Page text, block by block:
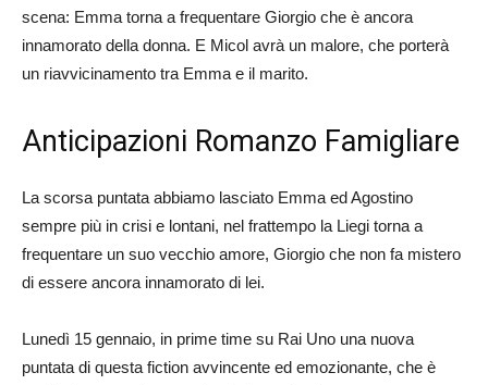
scena: Emma torna a frequentare Giorgio che è ancora
innamorato della donna. E Micol avrà un malore, che porterà
un riavvicinamento tra Emma e il marito.
Anticipazioni Romanzo Famigliare
La scorsa puntata abbiamo lasciato Emma ed Agostino
sempre più in crisi e lontani, nel frattempo la Liegi torna a
frequentare un suo vecchio amore, Giorgio che non fa mistero
di essere ancora innamorato di lei.
Lunedì 15 gennaio, in prime time su Rai Uno una nuova
puntata di questa fiction avvincente ed emozionante, che è